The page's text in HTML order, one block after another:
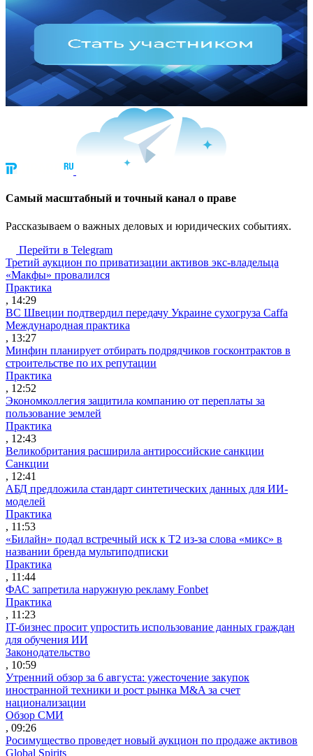
Cамый масштабный и точный канал о праве
Рассказываем о важных деловых и юридических событиях.
Перейти в Telegram
Третий аукцион по приватизации активов экс-владельца
«Макфы» провалился
Практика
, 14:29
ВС Швеции подтвердил передачу Украине сухогруза Caffa
Международная практика
, 13:27
Минфин планирует отбирать подрядчиков госконтрактов в
строительстве по их репутации
Практика
, 12:52
Экономколлегия защитила компанию от переплаты за
пользование землей
Практика
, 12:43
Великобритания расширила антироссийские санкции
Санкции
, 12:41
АБД предложила стандарт синтетических данных для ИИ-
моделей
Практика
, 11:53
«Билайн» подал встречный иск к Т2 из-за слова «микс» в
названии бренда мультиподписки
Практика
, 11:44
ФАС запретила наружную рекламу Fonbet
Практика
, 11:23
IT-бизнес просит упростить использование данных граждан
для обучения ИИ
Законодательство
, 10:59
Утренний обзор за 6 августа: ужесточение закупок
иностранной техники и рост рынка M&A за счет
национализации
Обзор СМИ
, 09:26
Росимущество проведет новый аукцион по продаже активов
Global Spirits